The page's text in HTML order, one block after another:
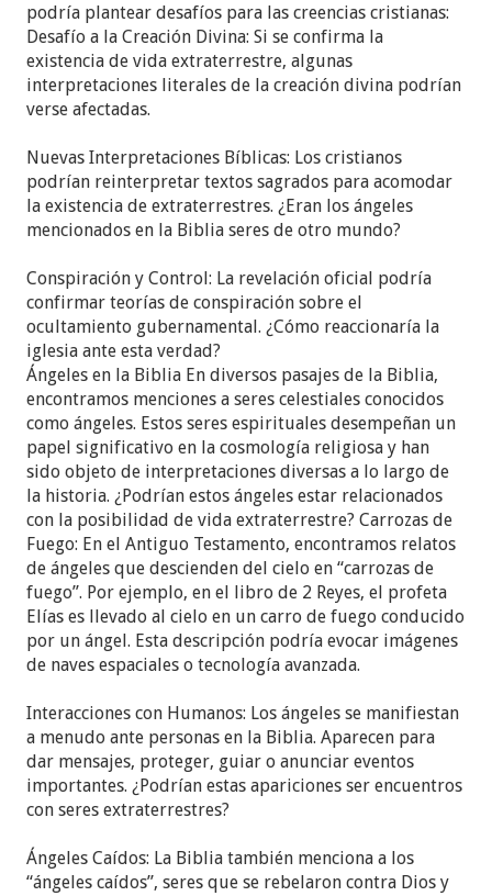
podría plantear desafíos para las creencias cristianas:
Desafío a la Creación Divina: Si se confirma la
existencia de vida extraterrestre, algunas
interpretaciones literales de la creación divina podrían
verse afectadas.
Nuevas Interpretaciones Bíblicas: Los cristianos
podrían reinterpretar textos sagrados para acomodar
la existencia de extraterrestres. ¿Eran los ángeles
mencionados en la Biblia seres de otro mundo?
Conspiración y Control: La revelación oficial podría
confirmar teorías de conspiración sobre el
ocultamiento gubernamental. ¿Cómo reaccionaría la
iglesia ante esta verdad?
Ángeles en la Biblia En diversos pasajes de la Biblia,
encontramos menciones a seres celestiales conocidos
como ángeles. Estos seres espirituales desempeñan un
papel significativo en la cosmología religiosa y han
sido objeto de interpretaciones diversas a lo largo de
la historia. ¿Podrían estos ángeles estar relacionados
con la posibilidad de vida extraterrestre? Carrozas de
Fuego: En el Antiguo Testamento, encontramos relatos
de ángeles que descienden del cielo en “carrozas de
fuego”. Por ejemplo, en el libro de 2 Reyes, el profeta
Elías es llevado al cielo en un carro de fuego conducido
por un ángel. Esta descripción podría evocar imágenes
de naves espaciales o tecnología avanzada.
Interacciones con Humanos: Los ángeles se manifiestan
a menudo ante personas en la Biblia. Aparecen para
dar mensajes, proteger, guiar o anunciar eventos
importantes. ¿Podrían estas apariciones ser encuentros
con seres extraterrestres?
Ángeles Caídos: La Biblia también menciona a los
“ángeles caídos”, seres que se rebelaron contra Dios y